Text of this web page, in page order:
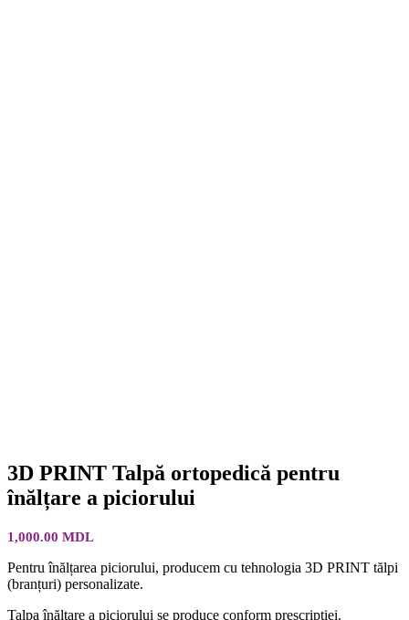
3D PRINT Talpă ortopedică pentru
înălțare a piciorului
1,000.00 MDL
Pentru înălțarea piciorului, producem cu tehnologia 3D PRINT tălpi
(branțuri) personalizate.
Talpa înălțare a piciorului se produce conform prescripției.